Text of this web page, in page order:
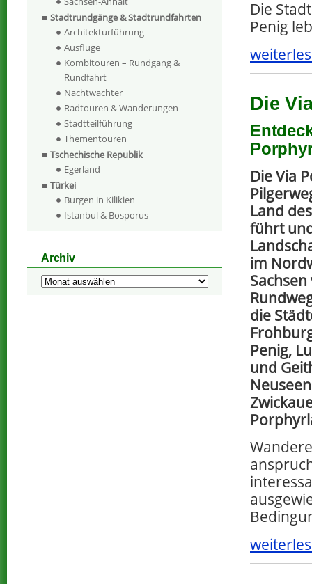
Die
Penig
Die
Die Via
Land
führt
im
die
Penig,
und
Stadtrundgänge & Stadtrundfahrten
Architekturführung
Ausflüge
Kombitouren – Rundgang &
Rundfahrt
Nachtwächter
Radtouren & Wanderungen
Stadtteilführung
Thementouren
Tschechische Republik
Egerland
Türkei
Burgen in Kilikien
Istanbul & Bosporus
Archiv
Archiv